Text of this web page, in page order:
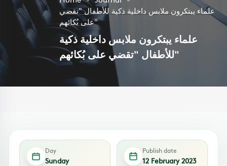
علماء يبتكرون ملابس داخلية ذكية للأطفال "تقضي
على بُكائهم"
علماء يبتكرون ملابس داخلية ذكية
للأطفال "تقضي على بُكائهم"
Day
Sunday
Publish date
12 February 2023